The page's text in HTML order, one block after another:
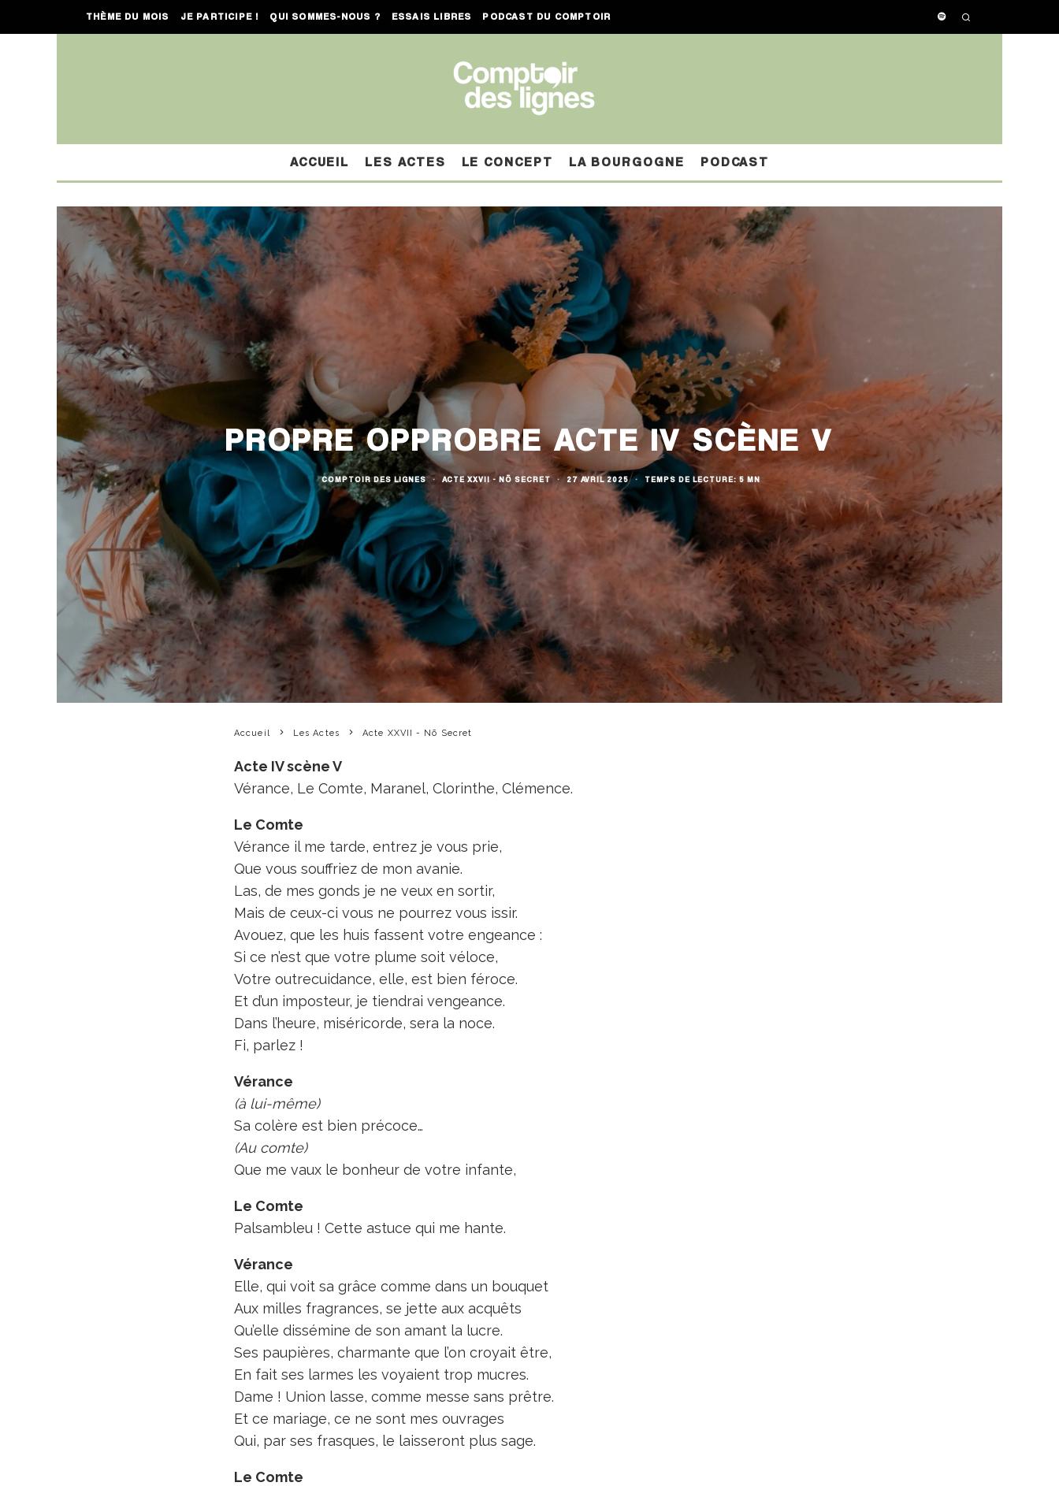
THÈME DU MOIS JE PARTICIPE ! QUI SOMMES-NOUS ? ESSAIS LIBRES PODCAST DU COMPTOIR
ACCUEIL LES ACTES LE CONCEPT LA BOURGOGNE PODCAST
PROPRE OPPROBRE ACTE IV SCÈNE V
COMPTOIR DES LIGNES · ACTE XXVII - NŌ SECRET · 27 AVRIL 2025 · TEMPS DE LECTURE: 5 MN
Accueil Les Actes Acte XXVII - Nō Secret
Acte IV scène V
Vérance, Le Comte, Maranel, Clorinthe, Clémence.
Le Comte
Vérance il me tarde, entrez je vous prie,
Que vous souffriez de mon avanie.
Las, de mes gonds je ne veux en sortir,
Mais de ceux-ci vous ne pourrez vous issir.
Avouez, que les huis fassent votre engeance :
Si ce n’est que votre plume soit véloce,
Votre outrecuidance, elle, est bien féroce.
Et d’un imposteur, je tiendrai vengeance.
Dans l’heure, miséricorde, sera la noce.
Fi, parlez !
Vérance
(à lui-même)
Sa colère est bien précoce…
(Au comte)
Que me vaux le bonheur de votre infante,
Le Comte
Palsambleu ! Cette astuce qui me hante.
Vérance
Elle, qui voit sa grâce comme dans un bouquet
Aux milles fragrances, se jette aux acquêts
Qu’elle dissémine de son amant la lucre.
Ses paupières, charmante que l’on croyait être,
En fait ses larmes les voyaient trop mucres.
Dame ! Union lasse, comme messe sans prêtre.
Et ce mariage, ce ne sont mes ouvrages
Qui, par ses frasques, le laisseront plus sage.
Le Comte